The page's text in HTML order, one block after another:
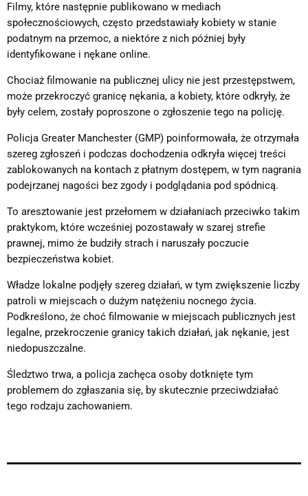
Filmy, które następnie publikowano w mediach
społecznościowych, często przedstawiały kobiety w stanie
podatnym na przemoc, a niektóre z nich później były
identyfikowane i nękane online.
Chociaż filmowanie na publicznej ulicy nie jest przestępstwem,
może przekroczyć granicę nękania, a kobiety, które odkryły, że
były celem, zostały poproszone o zgłoszenie tego na policję.
Policja Greater Manchester (GMP) poinformowała, że ​​otrzymała
szereg zgłoszeń i podczas dochodzenia odkryła więcej treści
zablokowanych na kontach z płatnym dostępem, w tym nagrania
podejrzanej nagości bez zgody i podglądania pod spódnicą.
To aresztowanie jest przełomem w działaniach przeciwko takim
praktykom, które wcześniej pozostawały w szarej strefie
prawnej, mimo że budziły strach i naruszały poczucie
bezpieczeństwa kobiet.
Władze lokalne podjęły szereg działań, w tym zwiększenie liczby
patroli w miejscach o dużym natężeniu nocnego życia.
Podkreślono, że choć filmowanie w miejscach publicznych jest
legalne, przekroczenie granicy takich działań, jak nękanie, jest
niedopuszczalne.
Śledztwo trwa, a policja zachęca osoby dotknięte tym
problemem do zgłaszania się, by skutecznie przeciwdziałać
tego rodzaju zachowaniem.